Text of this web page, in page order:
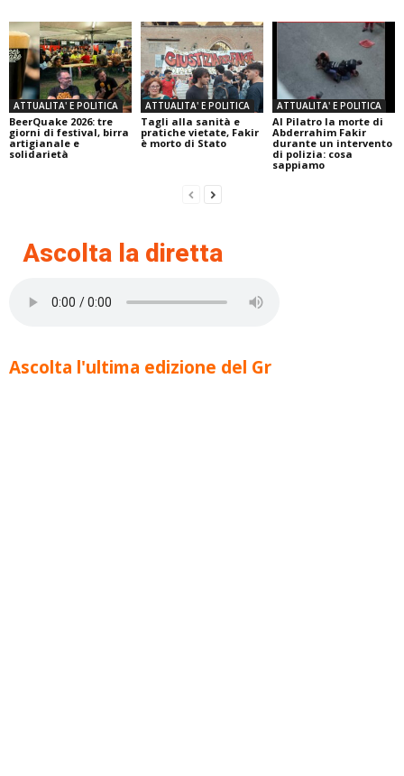
ATTUALITA' E POLITICA
BeerQuake 2026: tre
giorni di festival, birra
artigianale e
solidarietà
ATTUALITA' E POLITICA
Tagli alla sanità e
pratiche vietate, Fakir
è morto di Stato
ATTUALITA' E POLITICA
Al Pilatro la morte di
Abderrahim Fakir
durante un intervento
di polizia: cosa
sappiamo
Ascolta la diretta
Ascolta l'ultima edizione del Gr